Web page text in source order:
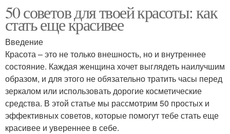
50 советов для твоей красоты: как
стать еще красивее
Введение
Красота – это не только внешность, но и внутреннее
состояние. Каждая женщина хочет выглядеть наилучшим
образом, и для этого не обязательно тратить часы перед
зеркалом или использовать дорогие косметические
средства. В этой статье мы рассмотрим 50 простых и
эффективных советов, которые помогут тебе стать еще
красивее и увереннее в себе.